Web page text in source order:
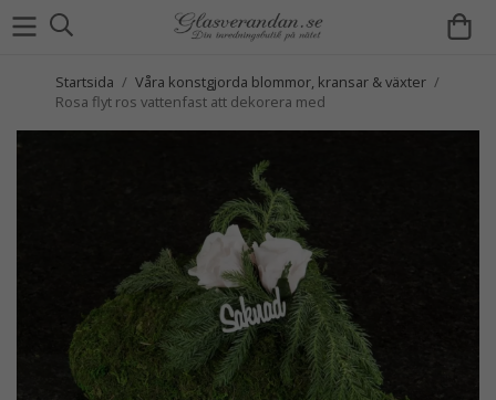
Startsida / Våra konstgjorda blommor, kransar & växter /
Rosa flyt ros vattenfast att dekorera med